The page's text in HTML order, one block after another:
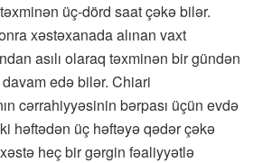
üç-dörd saat çəkə bilər.
xəstəxanada alınan vaxt
asılı olaraq təxminən bir gündən
edə bilər. Chiari
cərrahiyyəsinin bərpası üçün evdə
həftədən üç həftəyə qədər çəkə
heç bir gərgin fəaliyyətlə